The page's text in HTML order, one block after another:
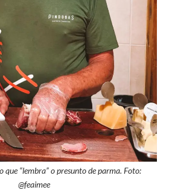
que “lembra” o presunto de parma. Foto:
@feaimee